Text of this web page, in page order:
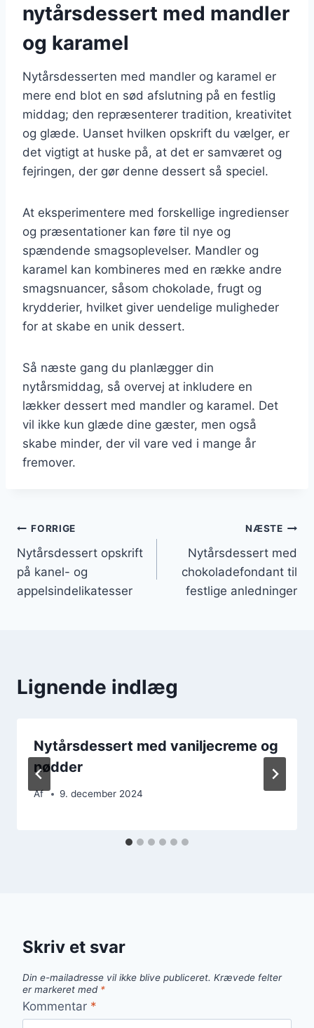
nytårsdessert med mandler
og karamel
Nytårsdesserten med mandler og karamel er
mere end blot en sød afslutning på en festlig
middag; den repræsenterer tradition, kreativitet
og glæde. Uanset hvilken opskrift du vælger, er
det vigtigt at huske på, at det er samværet og
fejringen, der gør denne dessert så speciel.
At eksperimentere med forskellige ingredienser
og præsentationer kan føre til nye og
spændende smagsoplevelser. Mandler og
karamel kan kombineres med en række andre
smagsnuancer, såsom chokolade, frugt og
krydderier, hvilket giver uendelige muligheder
for at skabe en unik dessert.
Så næste gang du planlægger din
nytårsmiddag, så overvej at inkludere en
lækker dessert med mandler og karamel. Det
vil ikke kun glæde dine gæster, men også
skabe minder, der vil vare ved i mange år
fremover.
Indlægsnavigation
FORRIGE
Nytårsdessert opskrift
på kanel- og
appelsindelikatesser
NÆSTE
Nytårsdessert med
chokoladefondant til
festlige anledninger
Lignende indlæg
Nytårsdessert med vaniljecreme og
nødder
Af 9. december 2024
Skriv et svar
Din e-mailadresse vil ikke blive publiceret. Krævede felter
er markeret med *
Kommentar *